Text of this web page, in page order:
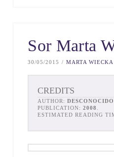
Sor Marta
30/05/2015 MARTA WIECKA
CREDITS
AUTHOR:DESCONOCIDO
PUBLICATION:2008
ESTIMATED READING